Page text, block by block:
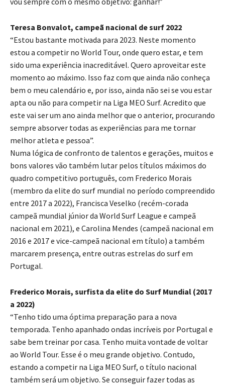
Teresa Bonvalot, campeã nacional de surf 2022
“Estou bastante motivada para 2023. Neste momento
estou a competir no World Tour, onde quero estar, e tem
sido uma experiência inacreditável. Quero aproveitar este
momento ao máximo. Isso faz com que ainda não conheça
bem o meu calendário e, por isso, ainda não sei se vou estar
apta ou não para competir na Liga MEO Surf. Acredito que
este vai ser um ano ainda melhor que o anterior, procurando
sempre absorver todas as experiências para me tornar
melhor atleta e pessoa”.
Numa lógica de confronto de talentos e gerações, muitos e
bons valores vão também lutar pelos títulos máximos do
quadro competitivo português, com Frederico Morais
(membro da elite do surf mundial no período compreendido
entre 2017 a 2022), Francisca Veselko (recém-corada
campeã mundial júnior da World Surf League e campeã
nacional em 2021), e Carolina Mendes (campeã nacional em
2016 e 2017 e vice-campeã nacional em título) a também
marcarem presença, entre outras estrelas do surf em
Portugal.
Frederico Morais, surfista da elite do Surf Mundial (2017
a 2022)
“Tenho tido uma óptima preparação para a nova
temporada. Tenho apanhado ondas incríveis por Portugal e
sabe bem treinar por casa. Tenho muita vontade de voltar
ao World Tour. Esse é o meu grande objetivo. Contudo,
estando a competir na Liga MEO Surf, o título nacional
também será um objetivo. Se conseguir fazer todas as